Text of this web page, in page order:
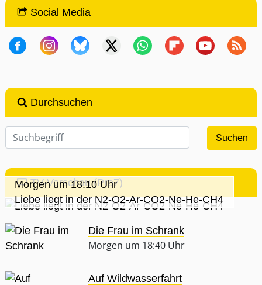
Social Media
Durchsuchen
TV-Vorschau (Pro7)
Morgen um 18:10 Uhr
Liebe liegt in der N2-O2-Ar-CO2-Ne-He-CH4
Die Frau im Schrank
Morgen um 18:40 Uhr
Auf Wildwasserfahrt